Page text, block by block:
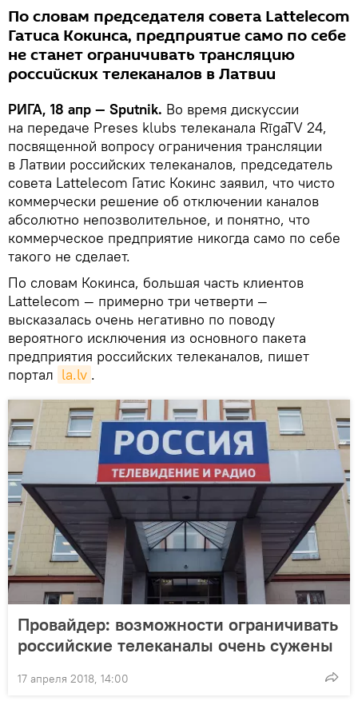
По словам председателя совета Lattelecom
Гатиса Кокинса, предприятие само по себе
не станет ограничивать трансляцию
российских телеканалов в Латвии
РИГА, 18 апр — Sputnik. Во время дискуссии
на передаче Preses klubs телеканала RīgaTV 24,
посвященной вопросу ограничения трансляции
в Латвии российских телеканалов, председатель
совета Lattelecom Гатис Кокинс заявил, что чисто
коммерчески решение об отключении каналов
абсолютно непозволительное, и понятно, что
коммерческое предприятие никогда само по себе
такого не сделает.
По словам Кокинса, большая часть клиентов
Lattelecom — примерно три четверти —
высказалась очень негативно по поводу
вероятного исключения из основного пакета
предприятия российских телеканалов, пишет
портал la.lv .
Провайдер: возможности ограничивать
российские телеканалы очень сужены
17 апреля 2018, 14:00